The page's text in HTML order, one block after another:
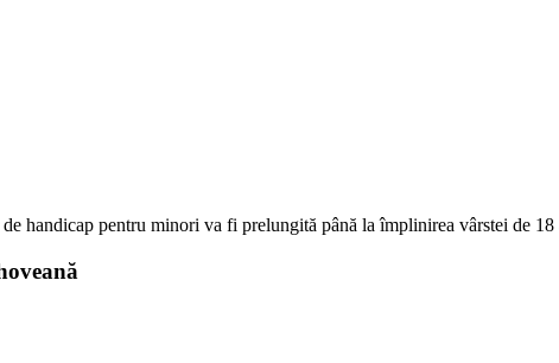
handicap pentru minori va fi prelungită până la împlinirea vârstei de 18